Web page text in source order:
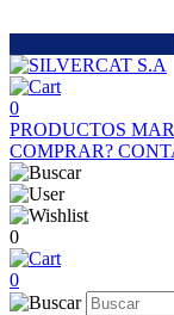
0
PRODUCTOS
COMPRAR?
0
0